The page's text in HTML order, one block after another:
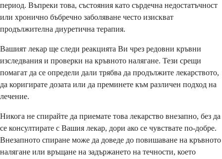
период. Въпреки това, състояния като сърдечна недостатъчност
или хронично бъбречно заболяване често изискват
продължителна диуретична терапия.
Вашият лекар ще следи реакцията Ви чрез редовни кръвни
изследвания и проверки на кръвното налягане. Тези срещи
помагат да се определи дали трябва да продължите лекарството,
да коригирате дозата или да преминете към различен подход на
лечение.
Никога не спирайте да приемате това лекарство внезапно, без да
се консултирате с Вашия лекар, дори ако се чувствате по-добре.
Внезапното спиране може да доведе до повишаване на кръвното
налягане или връщане на задържането на течности, което